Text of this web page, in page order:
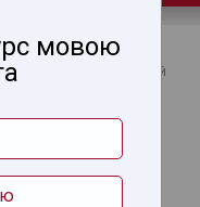
регулирование→
алкогольной
мовою